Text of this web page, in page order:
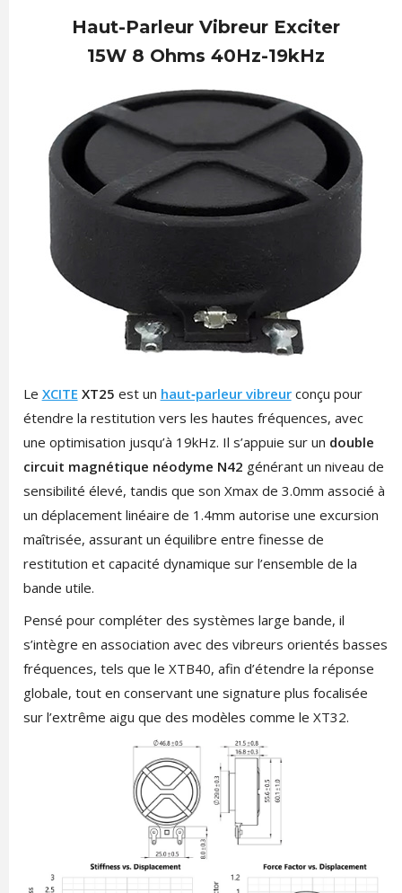
Haut-Parleur Vibreur Exciter
15W 8 Ohms 40Hz-19kHz
Le XCITE XT25 est un haut‑parleur vibreur conçu pour
étendre la restitution vers les hautes fréquences, avec
une optimisation jusqu’à 19kHz. Il s’appuie sur un double
circuit magnétique néodyme N42 générant un niveau de
sensibilité élevé, tandis que son Xmax de 3.0mm associé à
un déplacement linéaire de 1.4mm autorise une excursion
maîtrisée, assurant un équilibre entre finesse de
restitution et capacité dynamique sur l’ensemble de la
bande utile.
Pensé pour compléter des systèmes large bande, il
s’intègre en association avec des vibreurs orientés basses
fréquences, tels que le XTB40, afin d’étendre la réponse
globale, tout en conservant une signature plus focalisée
sur l’extrême aigu que des modèles comme le XT32.